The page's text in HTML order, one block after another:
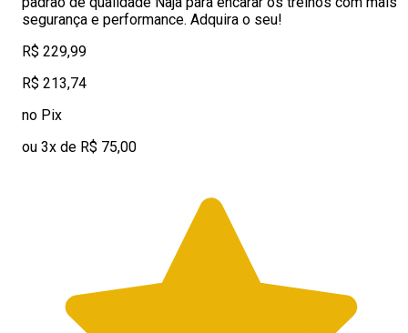
segurança e performance. Adquira o seu!
R$ 229,99
R$ 213,74
no Pix
ou 3x de R$ 75,00